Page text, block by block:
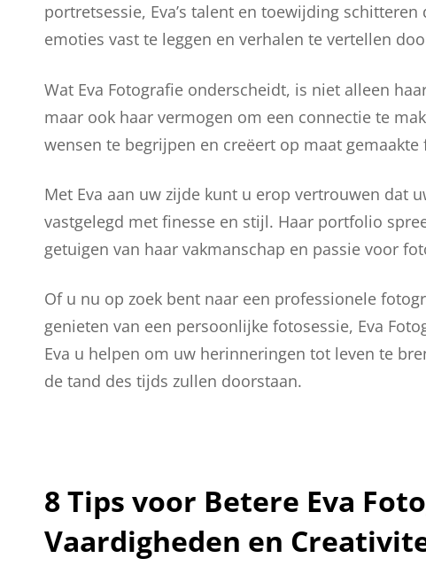
portretsessie, Eva’s talent en toewijding
emoties vast te leggen en verhalen te vertellen
Wat Eva Fotografie onderscheidt, is niet alleen
maar ook haar vermogen om een connectie te
wensen te begrijpen en creëert op maat
Met Eva aan uw zijde kunt u erop vertrouwen dat
vastgelegd met finesse en stijl. Haar portfolio
getuigen van haar vakmanschap en passie voor
Of u nu op zoek bent naar een professionele
genieten van een persoonlijke fotosessie, Eva
Eva u helpen om uw herinneringen tot leven te
de tand des tijds zullen doorstaan.
8 Tips voor Betere Eva
Vaardigheden en